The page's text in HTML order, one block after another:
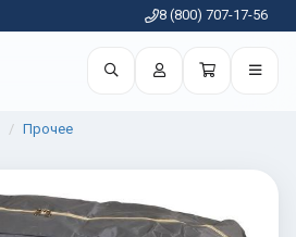
8 (800) 707-17-56
Прочее